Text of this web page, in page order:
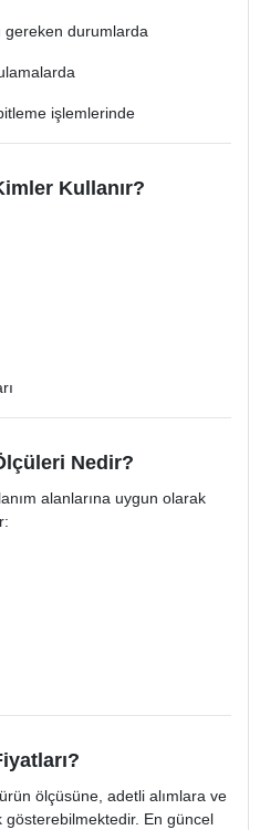
gereken durumlarda
işlemlerinde
Kullanır?
Nedir?
alanlarına uygun olarak
ölçüsüne, adetli alımlara ve
En güncel